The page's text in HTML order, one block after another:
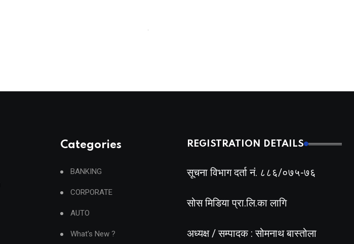
Categories
BANKING
CORPORATE
AUTO
What's New ?
REGISTRATION DETAILS
सूचना विभाग दर्ता नं. ८८६/०७५-७६
सोस मिडिया प्रा.लि.का लागि
अध्यक्ष / सम्पादक : सोमनाथ बास्तोला